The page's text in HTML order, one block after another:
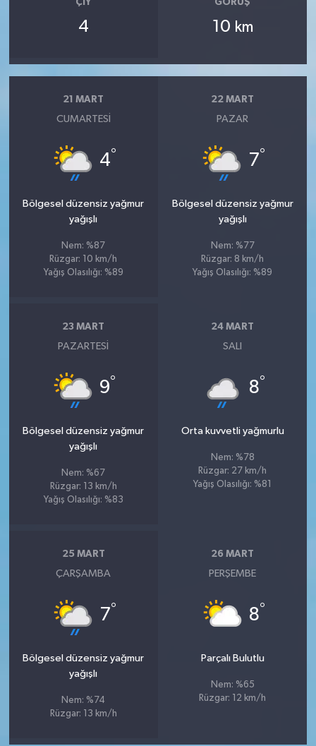
ÇIY
4
GÖRÜŞ
10 km
21 MART
CUMARTESI
4°
Bölgesel düzensiz yağmur
yağışlı
Nem: %87
Rüzgar: 10 km/h
Yağış Olasılığı: %89
22 MART
PAZAR
7°
Bölgesel düzensiz yağmur
yağışlı
Nem: %77
Rüzgar: 8 km/h
Yağış Olasılığı: %89
23 MART
PAZARTESI
9°
Bölgesel düzensiz yağmur
yağışlı
Nem: %67
Rüzgar: 13 km/h
Yağış Olasılığı: %83
24 MART
SALI
8°
Orta kuvvetli yağmurlu
Nem: %78
Rüzgar: 27 km/h
Yağış Olasılığı: %81
25 MART
ÇARŞAMBA
7°
Bölgesel düzensiz yağmur
yağışlı
Nem: %74
Rüzgar: 13 km/h
26 MART
PERŞEMBE
8°
Parçalı Bulutlu
Nem: %65
Rüzgar: 12 km/h